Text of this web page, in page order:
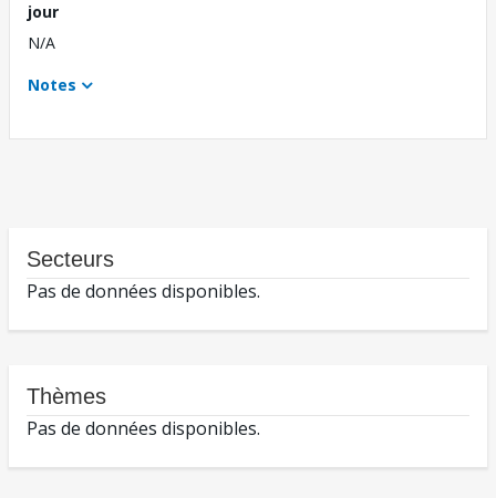
jour
N/A
Notes
Secteurs
Pas de données disponibles.
Thèmes
Pas de données disponibles.